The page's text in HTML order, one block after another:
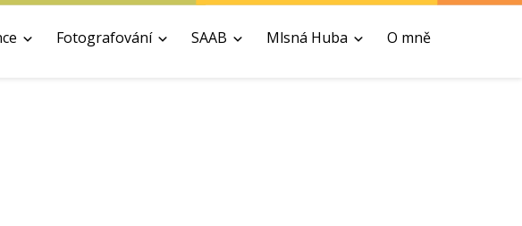
Fotografování SAAB Mlsná Huba O mně